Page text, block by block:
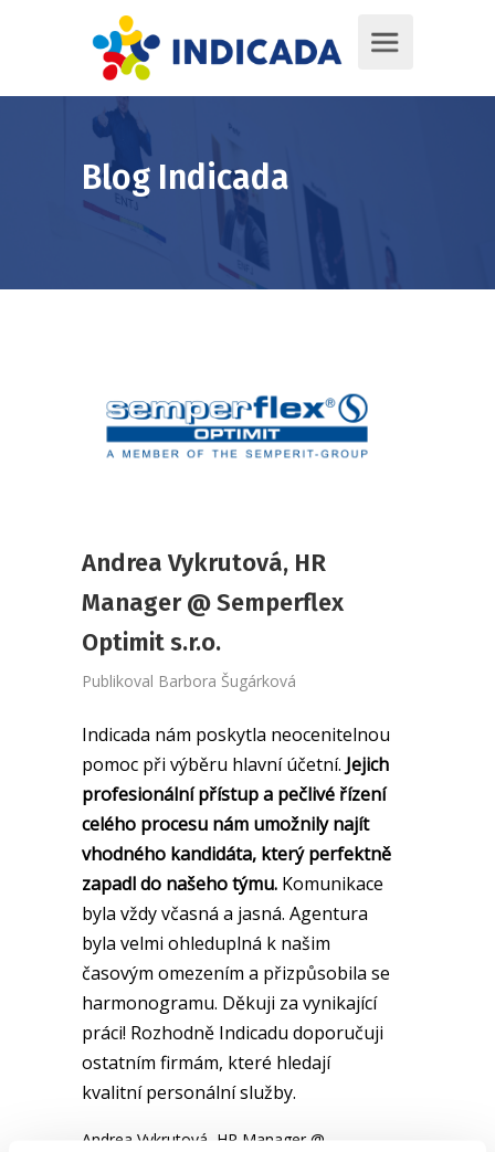
Blog Indicada
Andrea Vykrutová, HR
Manager @ Semperflex
Optimit s.r.o.
Publikoval Barbora Šugárková
Indicada nám poskytla neocenitelnou
pomoc při výběru hlavní účetní. Jejich
profesionální přístup a pečlivé řízení
celého procesu nám umožnily najít
vhodného kandidáta, který perfektně
zapadl do našeho týmu. Komunikace
byla vždy včasná a jasná. Agentura
byla velmi ohleduplná k našim
časovým omezením a přizpůsobila se
harmonogramu. Děkuji za vynikající
práci! Rozhodně Indicadu doporučuji
ostatním firmám, které hledají
kvalitní personální služby.
Andrea Vykrutová, HR Manager @